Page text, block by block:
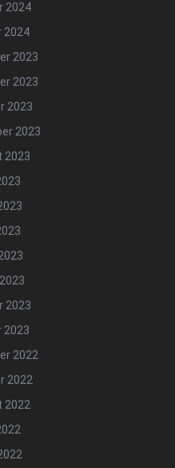
2024
2024
2023
2023
2023
2023
2023
2023
2023
2022
2022
2022